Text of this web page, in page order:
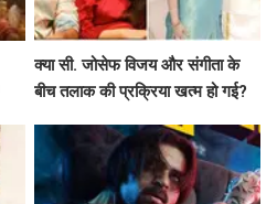
क्या सी. जोसेफ विजय और संगीता के
बीच तलाक की प्रक्रिया खत्म हो गई?